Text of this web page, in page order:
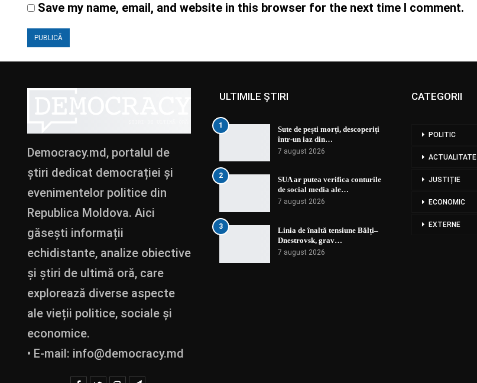
Save my name, email, and website in this browser for the next time I comment.
Democracy.md, portalul de
știri dedicat democrației și
evenimentelor politice din
Republica Moldova. Aici
găsești informații
echidistante, analize obiective
și știri de ultimă oră, care
explorează diverse aspecte
ale vieții politice, sociale și
economice.
• E-mail: info@democracy.md
ULTIMILE ȘTIRI
1
Sute de pești morți, descoperiți
într-un iaz din…
7 august 2026
2
SUA ar putea verifica conturile
de social media ale…
7 august 2026
3
Linia de înaltă tensiune Bălți–
Dnestrovsk, grav…
7 august 2026
CATEGORII
POLITIC
ACTUALITATE
JUSTIȚIE
ECONOMIC
EXTERNE